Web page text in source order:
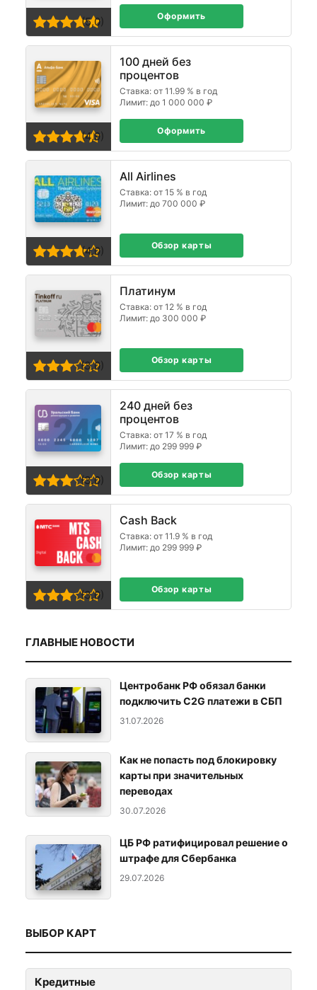
(5,0) Оформить
100 дней без
процентов
Ставка: от 11.99 % в год
Лимит: до 1 000 000 ₽
(4,9) Оформить
All Airlines
Ставка: от 15 % в год
Лимит: до 700 000 ₽
(4,0) Обзор карты
Платинум
Ставка: от 12 % в год
Лимит: до 300 000 ₽
(3,0) Обзор карты
240 дней без
процентов
Ставка: от 17 % в год
Лимит: до 299 999 ₽
(3,0) Обзор карты
Cash Back
Ставка: от 11.9 % в год
Лимит: до 299 999 ₽
(3,0) Обзор карты
ГЛАВНЫЕ НОВОСТИ
Центробанк РФ обязал банки
подключить C2G платежи в СБП
31.07.2026
Как не попасть под блокировку
карты при значительных
переводах
30.07.2026
ЦБ РФ ратифицировал решение о
штрафе для Сбербанка
29.07.2026
ВЫБОР КАРТ
Кредитные